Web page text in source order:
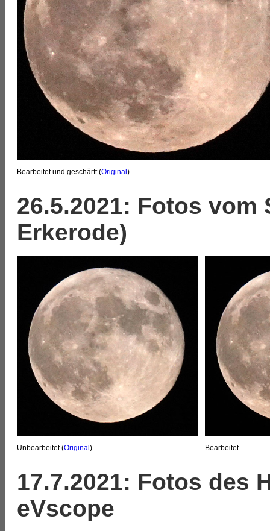
Bearbeitet und geschärft (Original)
26.5.2021: Fotos vom
Erkerode)
Unbearbeitet (Original) Bearbeitet
17.7.2021: Fotos des
eVscope